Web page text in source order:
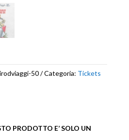
50 Categoria: Tickets
PRODOTTO E’ SOLO UN